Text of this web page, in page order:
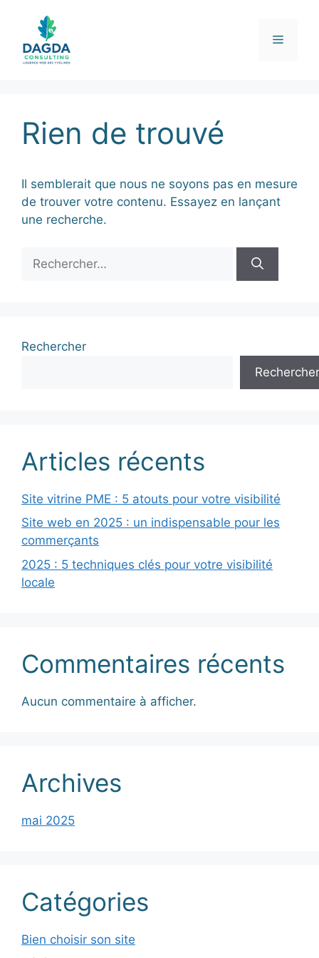
contenu
Menu
Rien de trouvé
Il semblerait que nous ne soyons pas en mesure
de trouver votre contenu. Essayez en lançant
une recherche.
Rechercher
Rechercher
Articles récents
Site vitrine PME : 5 atouts pour votre visibilité
Site web en 2025 : un indispensable pour les
commerçants
2025 : 5 techniques clés pour votre visibilité
locale
Commentaires récents
Aucun commentaire à afficher.
Archives
mai 2025
Catégories
Bien choisir son site